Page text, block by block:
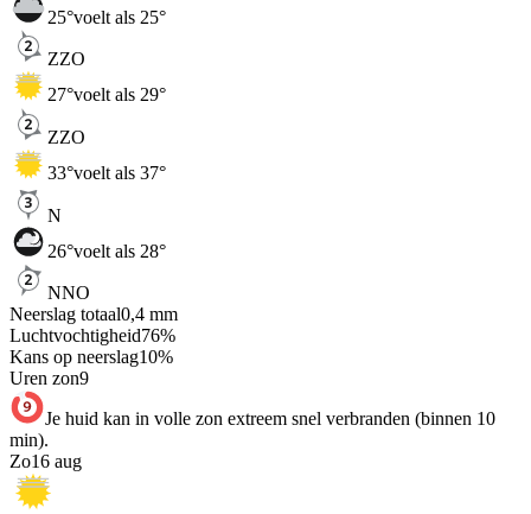
25°voelt als 25°
ZZO
27°voelt als 29°
ZZO
33°voelt als 37°
N
26°voelt als 28°
NNO
Neerslag totaal0,4 mm
Luchtvochtigheid76%
Kans op neerslag10%
Uren zon9
Je huid kan in volle zon extreem snel verbranden (binnen 10
min).
Zo16 aug